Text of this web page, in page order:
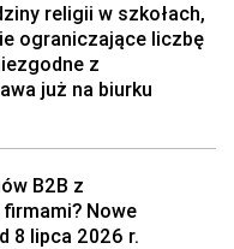
religii w szkołach,
ograniczające liczbę
z
już na biurku
B2B z
Nowe
8 lipca 2026 r.